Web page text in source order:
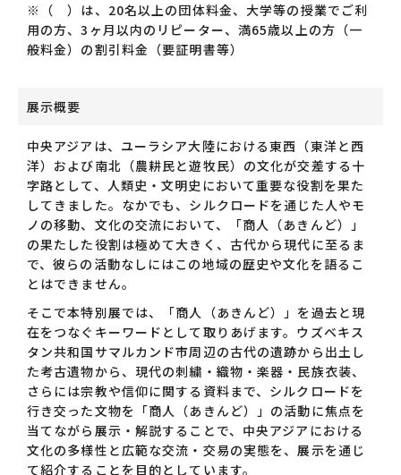
※（ ）は、20名以上の団体料金、大学等の授業でご利
用の方、3ヶ月以内のリピーター、満65歳以上の方（一
般料金）の割引料金（要証明書等）
展示概要
中央アジアは、ユーラシア大陸における東西（東洋と西
洋）および南北（農耕民と遊牧民）の文化が交差する十
字路として、人類史・文明史において重要な役割を果た
してきました。なかでも、シルクロードを通じた人やモ
ノの移動、文化の交流において、「商人（あきんど）」
の果たした役割は極めて大きく、古代から現代に至るま
で、彼らの活動なしにはこの地域の歴史や文化を語るこ
とはできません。
そこで本特別展では、「商人（あきんど）」を過去と現
在をつなぐキーワードとして取りあげます。ウズベキス
タン共和国サマルカンド市周辺の古代の遺跡から出土し
た考古遺物から、現代の刺繍・織物・楽器・民族衣装、
さらには宗教や信仰に関する資料まで、シルクロードを
行き交った文物を「商人（あきんど）」の活動に焦点を
当てながら展示・解説することで、中央アジアにおける
文化の多様性と広範な交流・交易の実態を、展示を通じ
て紹介することを目的としています。